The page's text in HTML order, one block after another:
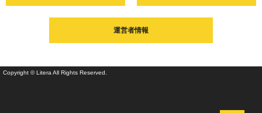
運営者情報
Copyright © Litera All Rights Reserved.